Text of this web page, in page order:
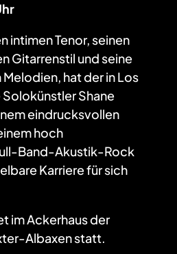
intimen Tenor, seinen
Gitarrenstil und seine
hat der in Los
Shane
eindrucksvollen
hoch
Band-Akustik-Rock
Karriere für sich
im Ackerhaus der
Albaxen statt.